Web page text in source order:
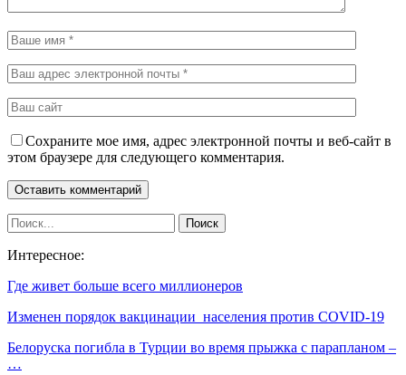
Сохраните мое имя, адрес электронной почты и веб-сайт в
этом браузере для следующего комментария.
Интересное:
Где живет больше всего миллионеров
Изменен порядок вакцинации населения против COVID-19
Белоруска погибла в Турции во время прыжка с парапланом –
…